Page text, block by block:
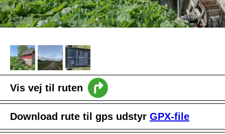
intro
Nyheder
Vis vej til ruten
Download rute til gps udstyr GPX-file